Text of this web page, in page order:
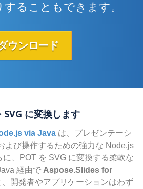
することもできます。
ウンロード
に変換します
via Java は、プレゼンテーシ
よび操作するための強力な Node.js
、POT を SVG に変換する柔軟な
経由で Aspose.Slides for
、開発者やアプリケーションはわず